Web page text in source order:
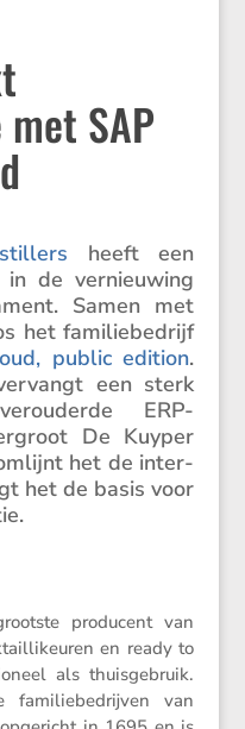
SAP
heeft een
de vernieu­wing
Samen met
het familie­be­drijf
public edition.
een sterk
ERP-
De Kuyper
het de inter­
het de basis voor
produ­cent van
en ready to
als thuis­ge­bruik.
van